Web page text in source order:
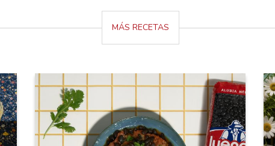
MÁS RECETAS